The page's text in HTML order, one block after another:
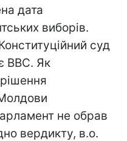
дата
виборів.
суд
ВВС. Як
не обрав
вердикту, в.о.